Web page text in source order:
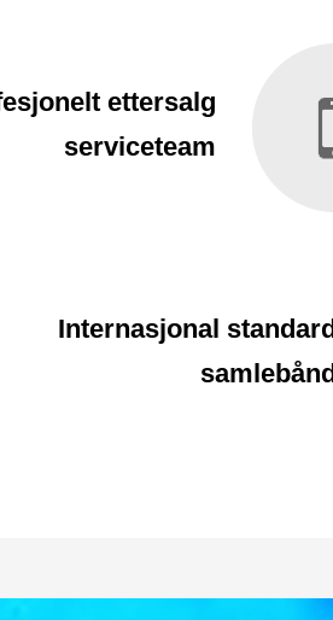
ettersalg
serviceteam
Internasjonal